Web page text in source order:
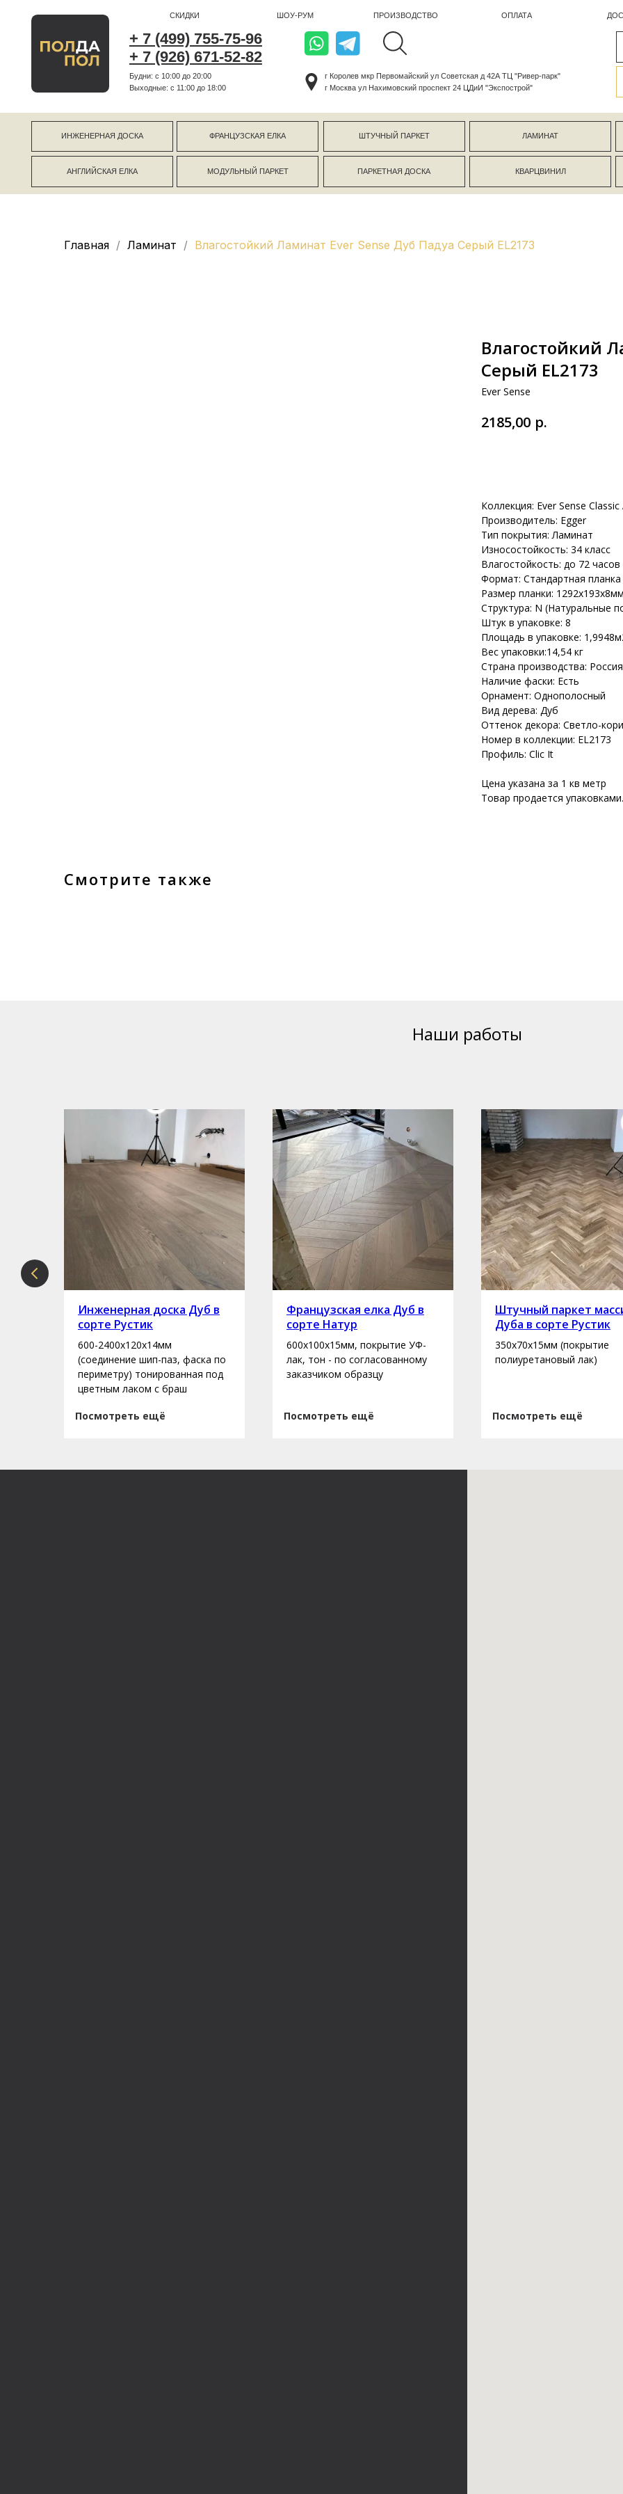
+ 7 (499) 755-75-96
+ 7 (926) 671-52-82
СКИДКИ ШОУ-РУМ ПРОИЗВОДСТВО
Будни: с 10:00 до 20:00
Выходные: c 11:00 до 18:00
г Москва ул Нахимовский проспект 24 ЦДиИ "Экспострой"
ИНЖЕНЕРНАЯ ДОСКА
АНГЛИЙСКАЯ ЕЛКА
ФРАНЦУЗСКАЯ ЕЛКА
ПАРКЕТНАЯ ДОСКА
МОДУЛЬНЫЙ ПАРКЕТ
ШТУЧНЫЙ ПАРКЕТ
КВАРЦВИНИЛ СТЕНОВЫЕ
ЛАМИНАТ
Главная Ламинат Влагостойкий Ламинат Ever Sense Дуб Падуа Серый EL2173
Влагостойкий
Серый EL2173
Ever Sense
2185,00 р.
Коллекция: Ever Sense Classic
Производитель: Egger
Тип покрытия: Ламинат
Износостойкость: 34 класс
Влагостойкость: до 72 часов
Формат: Стандартная планка
Размер планки: 1292х193х8мм
Структура: N (Натуральные
Штук в упаковке: 8
Площадь в упаковке:
Вес упаковки:14,54 кг
Страна производства: Россия
Наличие фаски: Есть
Орнамент: Однополосный
Вид дерева: Дуб
Оттенок декора: Светло-
Номер в коллекции: EL2173
Профиль: Clic It
Цена указана за 1 кв метр
Товар продается упаковками.
Смотрите также
Наши работы
Инженерная доска Дуб в
сорте Рустик
600-2400х120х14мм
(соединение шип-паз, фаска по
периметру) тонированная под
цветным лаком с браш
Посмотреть ещё
Французская елка Дуб в
сорте Натур
600х100х15мм, покрытие УФ-
лак, тон - по согласованному
заказчиком образцу
Посмотреть ещё
Штучный паркет
Дуба в сорте Рустик
350х70х15мм (покрытие
полиуретановый лак)
Посмотреть ещё